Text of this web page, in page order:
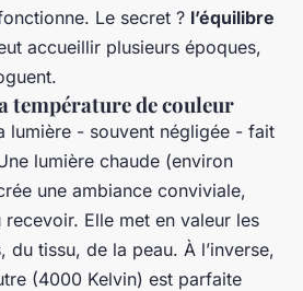
Le secret ? l’équilibre
accueillir plusieurs époques,
température de couleur
lumière - souvent négligée - fait
lumière chaude (environ
une ambiance conviviale,
Elle met en valeur les
du tissu, de la peau. À l’inverse,
(4000 Kelvin) est parfaite